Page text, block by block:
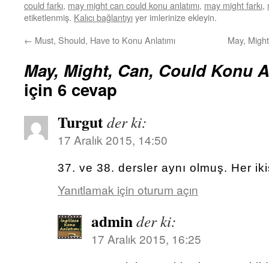
could farkı, may might can could konu anlatımı, may might farkı,
etiketlenmiş. Kalıcı bağlantıyıyer imlerinize ekleyin.
← Must, Should, Have to Konu Anlatımı May,
May, Might, Can, Could Konu
için 6 cevap
Turgutder ki:
17 Aralık 2015, 14:50
37. ve 38. dersler aynı olmuş. Her
Yanıtlamak için oturum açın
adminder ki:
17 Aralık 2015, 16:25